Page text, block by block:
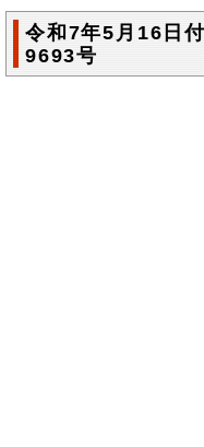
令和7年5月16日
9693号